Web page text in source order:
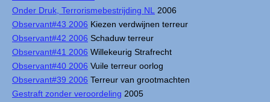
Onder Druk, Terrorismebestrijding NL
2006
Observant#43 2006 Kiezen verdwijnen terreur
Observant#42 2006 Schaduw terreur
Observant#41 2006 Willekeurig Strafrecht
Observant#40 2006 Vuile terreur oorlog
Observant#39 2006 Terreur van grootmachten
Gestraft zonder veroordeling 2005